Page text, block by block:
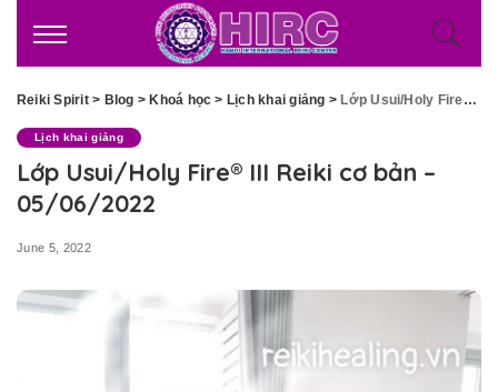
Reiki Spirit> Blog > Khoá học > Lịch khai giảng > Lớp Usui/Holy Fire® III Reiki cơ bản – 05/06/2022
Lịch khai giảng
Lớp Usui/Holy Fire® III Reiki cơ bản –
05/06/2022
June 5, 2022